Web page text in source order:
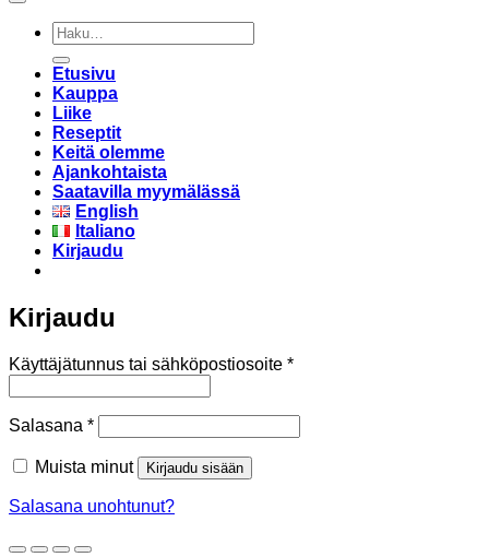
Etsi:
Etusivu
Kauppa
Liike
Reseptit
Keitä olemme
Ajankohtaista
Saatavilla myymälässä
English
Italiano
Kirjaudu
Kirjaudu
Käyttäjätunnus tai sähköpostiosoite *Vaaditaan
Salasana *Vaaditaan
Muista minut Kirjaudu sisään
Salasana unohtunut?